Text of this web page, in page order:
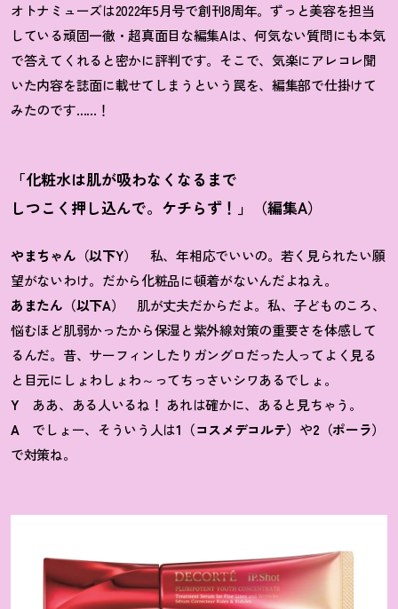
オトナミューズは2022年5月号で創刊8周年。ずっと美容を担当
している頑固一徹・超真面目な編集Aは、何気ない質問にも本気
で答えてくれると密かに評判です。そこで、気楽にアレコレ聞
いた内容を誌面に載せてしまうという罠を、編集部で仕掛けて
みたのです…… ！
「化粧水は肌が吸わなくなるまで
しつこく押し込んで。ケチらず ！ 」（編集A）
やまちゃん（以下Y）
私、年相応でいいの。若く見られたい願
望がないわけ。だから化粧品に頓着がないんだよねえ。
あまたん（以下A）
肌が丈夫だからだよ。私、子どものころ、
悩むほど肌弱かったから保湿と紫外線対策の重要さを体感して
るんだ。昔、サーフィンしたりガングロだった人ってよく見る
と目元にしょわしょわ～ってちっさいシワあるでしょ。
Y ああ、ある人いるね ！ あれは確かに、あると見ちゃう。
Aでしょー、そういう人は1（コスメデコルテ） や2（ポーラ）
で対策ね。